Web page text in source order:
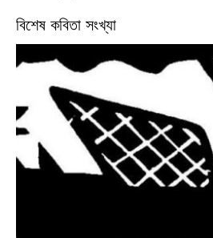
বিশেষ কবিতা সংখ্যা